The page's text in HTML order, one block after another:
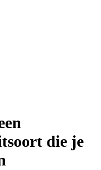
die je